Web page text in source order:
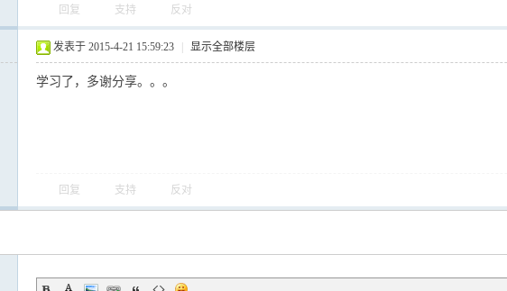
回复 支持 反对
发表于 2015-4-21 15:59:23 显示全部楼层
学习了，多谢分享。。。
回复 支持 反对